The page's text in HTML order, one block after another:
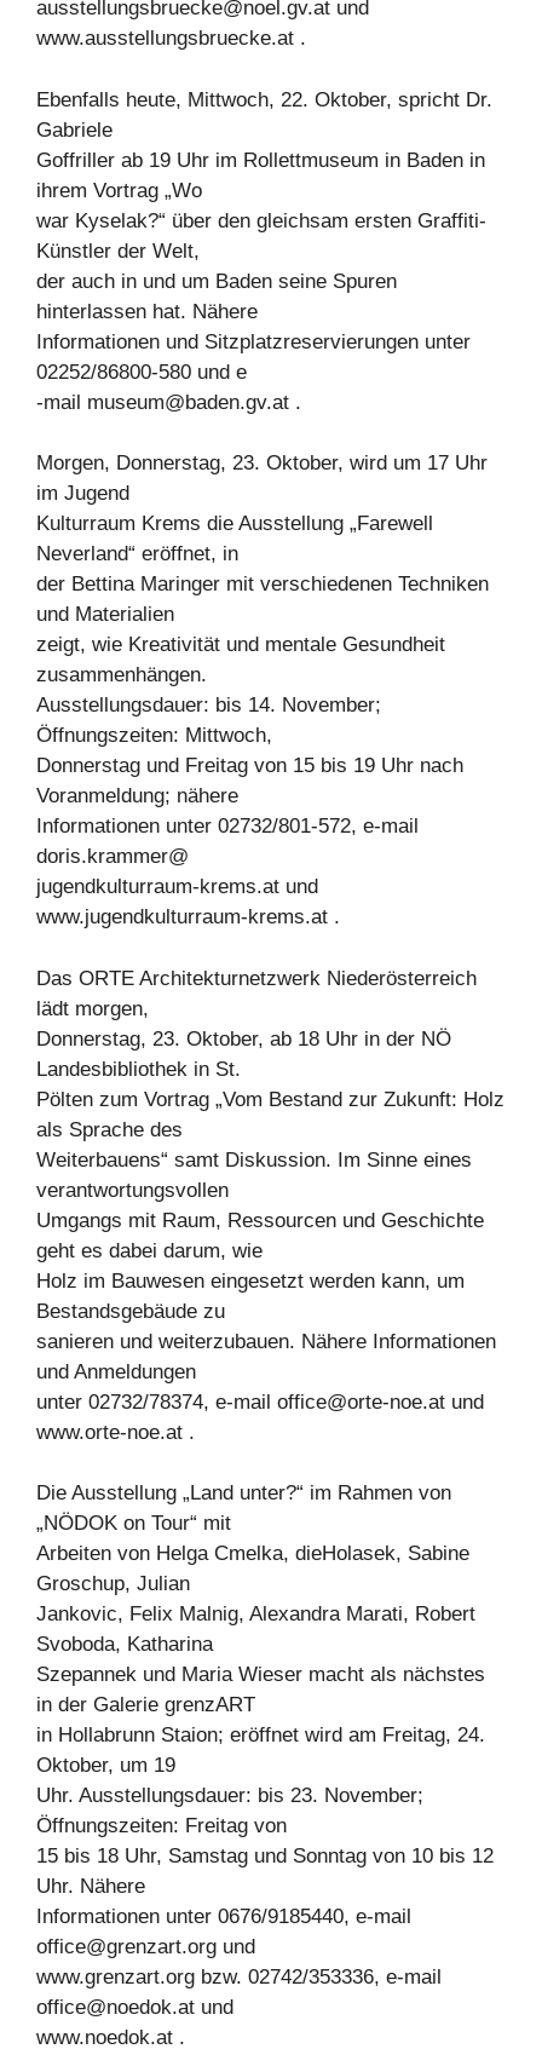
ausstellungsbruecke@noel.gv.at und
www.ausstellungsbruecke.at .
Ebenfalls heute, Mittwoch, 22. Oktober, spricht Dr.
Gabriele
Goffriller ab 19 Uhr im Rollettmuseum in Baden in
ihrem Vortrag „Wo
war Kyselak?“ über den gleichsam ersten Graffiti-
Künstler der Welt,
der auch in und um Baden seine Spuren
hinterlassen hat. Nähere
Informationen und Sitzplatzreservierungen unter
02252/86800-580 und e
-mail museum@baden.gv.at .
Morgen, Donnerstag, 23. Oktober, wird um 17 Uhr
im Jugend
Kulturraum Krems die Ausstellung „Farewell
Neverland“ eröffnet, in
der Bettina Maringer mit verschiedenen Techniken
und Materialien
zeigt, wie Kreativität und mentale Gesundheit
zusammenhängen.
Ausstellungsdauer: bis 14. November;
Öffnungszeiten: Mittwoch,
Donnerstag und Freitag von 15 bis 19 Uhr nach
Voranmeldung; nähere
Informationen unter 02732/801-572, e-mail
doris.krammer@
jugendkulturraum-krems.at und
www.jugendkulturraum-krems.at .
Das ORTE Architekturnetzwerk Niederösterreich
lädt morgen,
Donnerstag, 23. Oktober, ab 18 Uhr in der NÖ
Landesbibliothek in St.
Pölten zum Vortrag „Vom Bestand zur Zukunft: Holz
als Sprache des
Weiterbauens“ samt Diskussion. Im Sinne eines
verantwortungsvollen
Umgangs mit Raum, Ressourcen und Geschichte
geht es dabei darum, wie
Holz im Bauwesen eingesetzt werden kann, um
Bestandsgebäude zu
sanieren und weiterzubauen. Nähere Informationen
und Anmeldungen
unter 02732/78374, e-mail office@orte-noe.at und
www.orte-noe.at .
Die Ausstellung „Land unter?“ im Rahmen von
„NÖDOK on Tour“ mit
Arbeiten von Helga Cmelka, dieHolasek, Sabine
Groschup, Julian
Jankovic, Felix Malnig, Alexandra Marati, Robert
Svoboda, Katharina
Szepannek und Maria Wieser macht als nächstes
in der Galerie grenzART
in Hollabrunn Staion; eröffnet wird am Freitag, 24.
Oktober, um 19
Uhr. Ausstellungsdauer: bis 23. November;
Öffnungszeiten: Freitag von
15 bis 18 Uhr, Samstag und Sonntag von 10 bis 12
Uhr. Nähere
Informationen unter 0676/9185440, e-mail
office@grenzart.org und
www.grenzart.org bzw. 02742/353336, e-mail
office@noedok.at und
www.noedok.at .